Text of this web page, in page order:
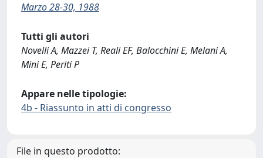
Marzo 28-30, 1988
Tutti gli autori
Novelli A, Mazzei T, Reali EF, Balocchini E, Melani A,
Mini E, Periti P
Appare nelle tipologie:
4b - Riassunto in atti di congresso
File in questo prodotto: